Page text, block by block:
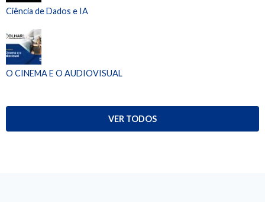
Ciência de Dados e IA
O CINEMA E O AUDIOVISUAL
VER TODOS